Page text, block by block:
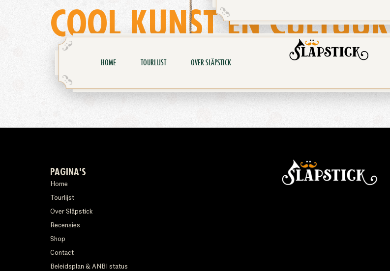
HOME TOURLIJST OVER SLÄPSTICK
COOL KUNST EN CULTUUR
PAGINA'S
Home
Tourlijst
Over Släpstick
Recensies
Shop
Contact
Beleidsplan & ANBI status